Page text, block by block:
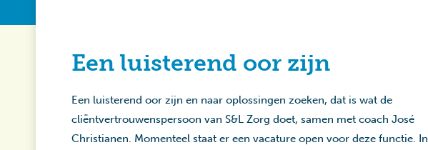
Een luisterend oor zijn
Een luisterend oor zijn en naar oplossingen zoeken, dat is wat de
cliëntvertrouwenspersoon van S&L Zorg doet, samen met coach José
Christianen. Momenteel staat er een vacature open voor deze functie. In